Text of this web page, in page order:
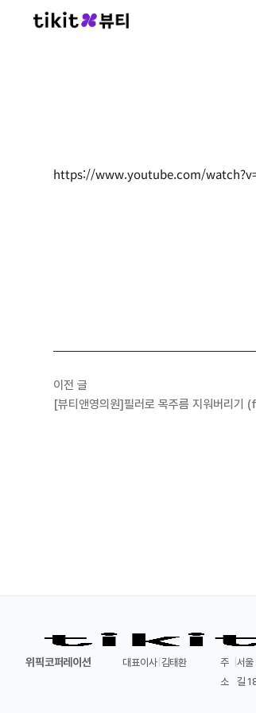
https://www.youtube.com/
이전 글
[뷰티앤영의원]필러로 목주름 지워버리기
위픽코퍼레이션 대표이사| 김태환
주
소
|서
길